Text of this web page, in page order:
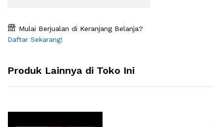
Mulai Berjualan di Keranjang Belanja?
Daftar Sekarang!
Produk Lainnya di Toko Ini